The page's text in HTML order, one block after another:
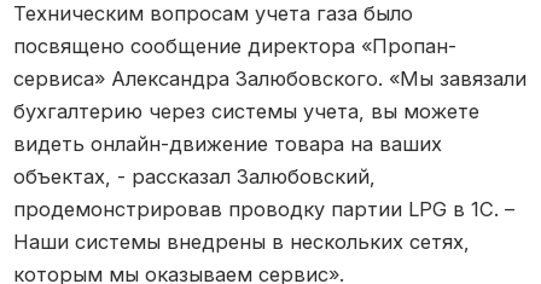
Техническим вопросам учета газа было
посвящено сообщение директора «Пропан-
сервиса» Александра Залюбовского. «Мы завязали
бухгалтерию через системы учета, вы можете
видеть онлайн-движение товара на ваших
объектах, - рассказал Залюбовский,
продемонстрировав проводку партии LPG в 1С. –
Наши системы внедрены в нескольких сетях,
которым мы оказываем сервис».